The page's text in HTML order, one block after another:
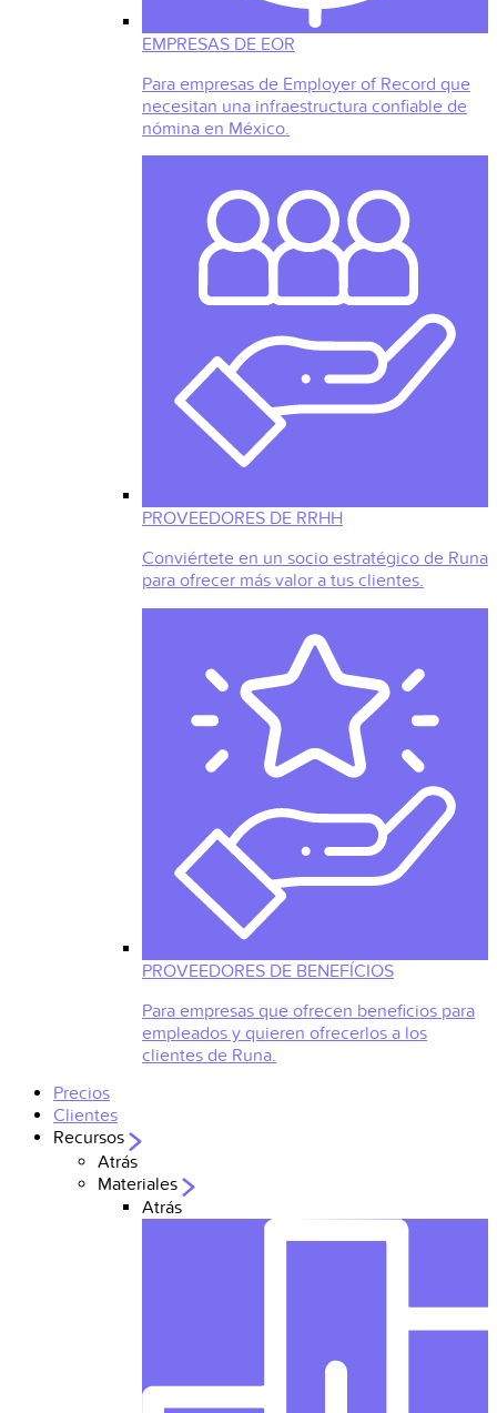
EMPRESAS DE EOR
Para empresas de Employer of Record que
necesitan una infraestructura confiable de
nómina en México.
PROVEEDORES DE RRHH
Conviértete en un socio estratégico de Runa
para ofrecer más valor a tus clientes.
PROVEEDORES DE BENEFÍCIOS
Para empresas que ofrecen beneficios para
empleados y quieren ofrecerlos a los
clientes de Runa.
Precios
Clientes
Recursos
Atrás
Materiales
Atrás